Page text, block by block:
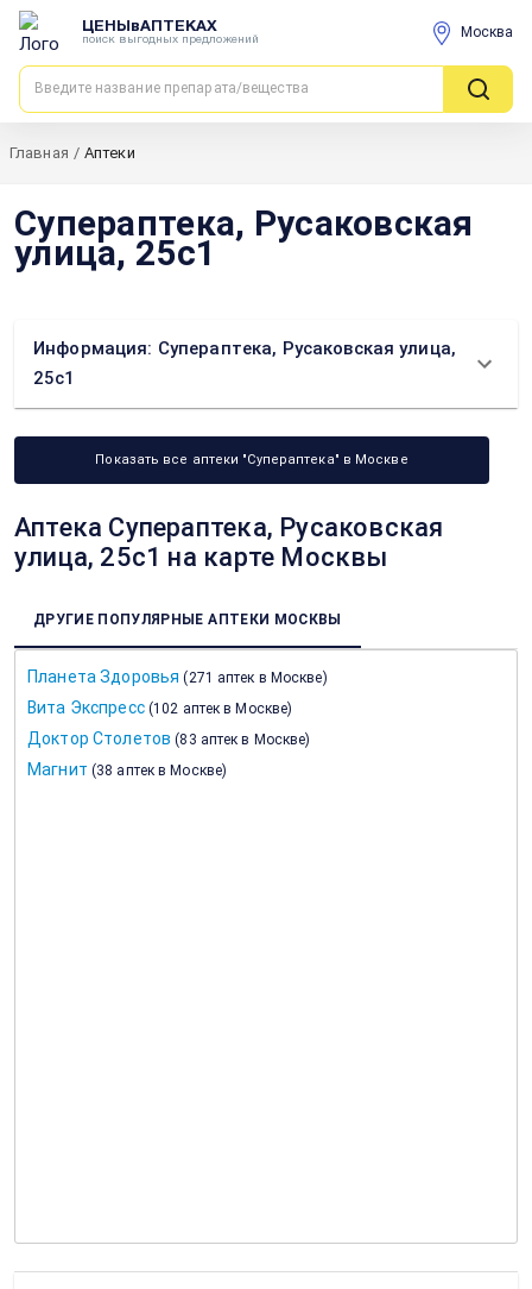
ЦЕНЫвАПТЕКАХ
поиск выгодных предложений Москва
Главная / Аптеки
Супераптека, Русаковская
улица, 25с1
Информация: Супераптека, Русаковская улица,
25с1
Показать все аптеки "Супераптека" в Москве
Аптека Супераптека, Русаковская
улица, 25с1 на карте Москвы
ДРУГИЕ ПОПУЛЯРНЫЕ АПТЕКИ МОСКВЫ
Планета Здоровья (271 аптек в Москве)
Вита Экспресс (102 аптек в Москве)
Доктор Столетов (83 аптек в Москве)
Магнит (38 аптек в Москве)